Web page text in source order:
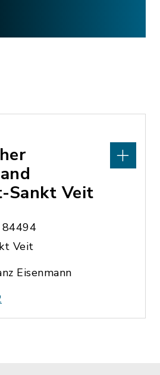
Sankt Veit
84494
Veit
Eisenmann